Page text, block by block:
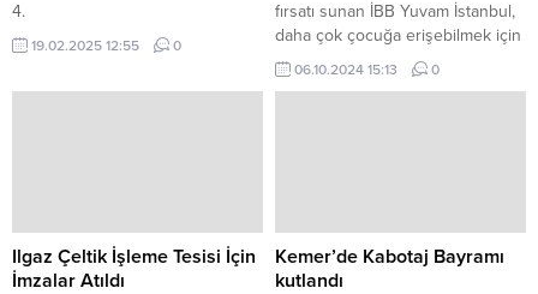
4.
19.02.2025 12:55 0
fırsatı sunan İBB Yuvam İstanbul,
daha çok çocuğa erişebilmek için
Kısa Mola Merkezlerini hayata
geçiriyor.
06.10.2024 15:13 0
Ilgaz Çeltik İşleme Tesisi İçin
İmzalar Atıldı
Kemer’de Kabotaj Bayramı
kutlandı